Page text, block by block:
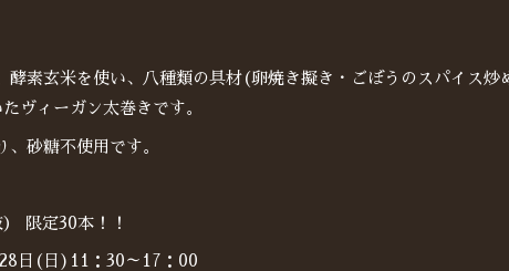
酵素玄米を使い、八種類の具材(卵焼き擬き・ごぼうのスパイス炒
ヴィーガン太巻きです。
砂糖不使用です。
限定30本！！
28日(日)11：30～17：00